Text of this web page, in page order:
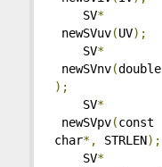
SV*
newSVuv(UV);
SV*
newSVnv(double
);
SV*
newSVpv(const
char*, STRLEN);
SV*